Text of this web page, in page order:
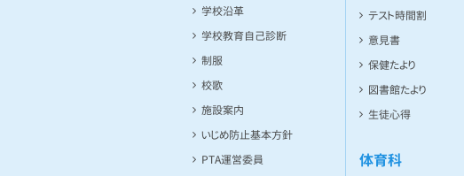
学校沿革
学校教育自己診断
制服
校歌
施設案内
いじめ防止基本方針
PTA運営委員
テスト時間割
意見書
保健たより
図書館たより
生徒心得
体育科